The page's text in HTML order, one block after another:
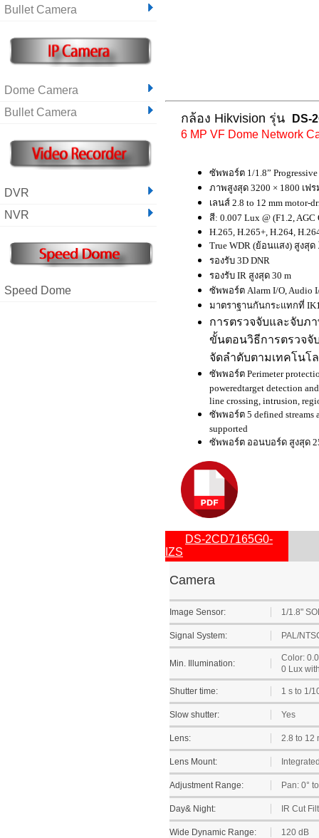
Bullet Camera
Dome Camera
Bullet Camera
DVR
NVR
Speed Dome
กล้อง Hikvision รุ่น
DS-
6 MP VF Dome Network
ซัพพอร์ต 1/1.8” Progressive
ภาพสูงสุด 3200 × 1800 เฟร
เลนส์ 2.8 to 12 mm motor-
สี: 0.007 Lux @ (F1.2, AGC
H.265, H.265+, H.264,
True WDR (ย้อนแสง) สูงสุด
รองรับ 3D DNR
รองรับ IR สูงสุด 30 m
ซัพพอร์ต Alarm I/O, Audio
มาตราฐานกันกระแทกที่
การตรวจจับและจับภ
ขั้นตอนวิธีการตรวจจั
จัดลำดับตามเทคโนโ
ซัพพอร์ต Perimeter
poweredtarget detection
line crossing, intrusion,
ซัพพอร์ต 5 defined streams
supported
ซัพพอร์ต ออนบอร์ด สูงสุด
DS-2CD7165G0-
IZS
Camera
Image Sensor: 1/1.8"
Signal System: PAL/
Min. Illumination:
Color:
0 Lux
Shutter time: 1 s to 1/
Slow shutter: Yes
Lens: 2.8 to 12
Lens Mount:
Adjustment Range: Pan: 0°
Day& Night: IR Cut
Wide Dynamic Range: 120 dB